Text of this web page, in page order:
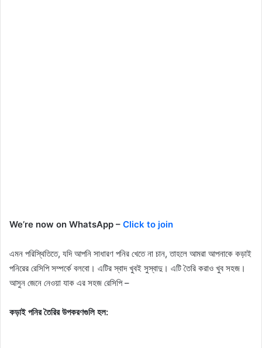
We’re now on WhatsApp – Click to join
এমন পরিস্থিতিতে, যদি আপনি সাধারণ পনির খেতে না চান, তাহলে আমরা আপনাকে কড়াই
পনিরের রেসিপি সম্পর্কে বলবো। এটির স্বাদ খুবই সুস্বাদু। এটি তৈরি করাও খুব সহজ।
আসুন জেনে নেওয়া যাক এর সহজ রেসিপি –
কড়াই পনির তৈরির উপকরণগুলি হল: